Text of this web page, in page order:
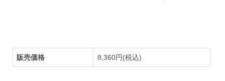
販売価格 8,360円(税込)